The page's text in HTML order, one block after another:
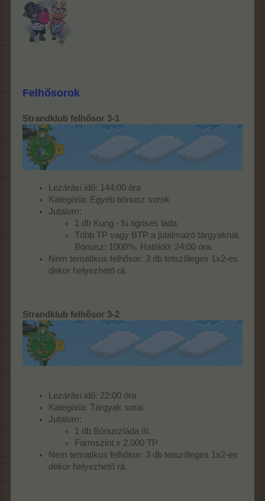
Felhősorok
Strandklub felhősor 3-1
Lezárási idő: 144:00 óra
Kategória: Egyéb bónusz sorok
Jutalom:
1 db Kung - fu tigrises láda
Több TP vagy BTP a jutalmazó tárgyaknál.
Bónusz: 1000%. Hatóidő: 24:00 óra.
Nem tematikus felhősor: 3 db tetszőleges 1x2-es
dekor helyezhető rá.
Strandklub felhősor 3-2
Lezárási idő: 22:00 óra
Kategória: Tárgyak sorai
Jutalom:
1 db Bónuszláda III.
Farmszint x 2.000 TP
Nem tematikus felhősor: 3 db tetszőleges 1x2-es
dekor helyezhető rá.